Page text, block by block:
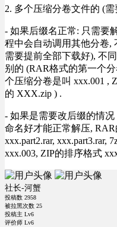
2. 多个压缩分卷文件的 (
- 如果后缀名正常: 只需要
程中会自动调用其他分卷,
需要提前全部下载好), 不
别的 (RAR格式的第一个
个压缩分卷是叫 xxx.001 ,
的 XXX.zip ) .
- 如果是需要改后缀的情
命名好才能正常解压, RAR
xxx.part2.rar, xxx.part3.rar,
xxx.003, ZIP的排序格式
社长-河蟹
投稿数 2958
被拉黑次数 25
投稿主 Lv6
评价师 Lv6